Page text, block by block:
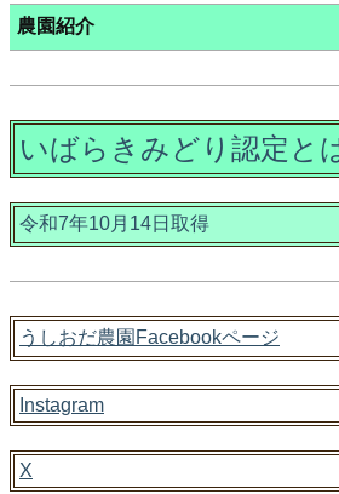
農園紹介
いばらきみどり認定と
令和7年10月14日取得
うしおだ農園Facebookページ
Instagram
X